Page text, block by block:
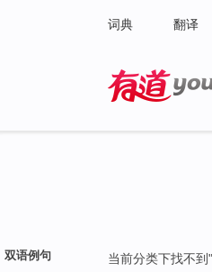
词典 翻译
双语例句 当前分类下找不到"